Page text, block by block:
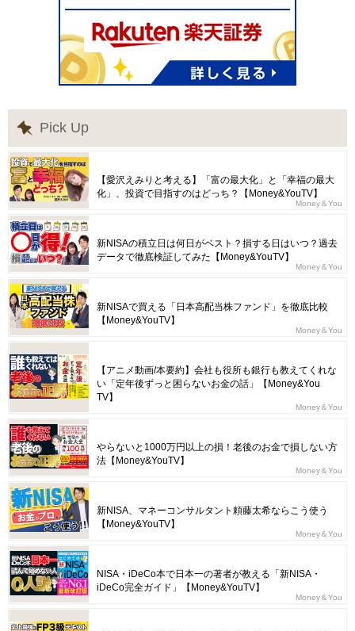
Pick Up
【愛沢えみりと考える】「富の最大化」と「幸福の最大
化」、投資で目指すのはどっち？【Money&YouTV】
Money＆You
新NISAの積立日は何日がベスト？損する日はいつ？過去
データで徹底検証してみた【Money&YouTV】
Money＆You
新NISAで買える「日本高配当株ファンド」を徹底比較
【Money&YouTV】
Money＆You
【アニメ動画/本要約】会社も役所も銀行も教えてくれな
い「定年後ずっと困らないお金の話」【Money&You
TV】
Money＆You
やらないと1000万円以上の損！老後のお金で損しない方
法【Money&YouTV】
Money＆You
新NISA、マネーコンサルタント頼藤太希ならこう使う
【Money&YouTV】
Money＆You
NISA・iDeCo本で日本一の著者が教える「新NISA・
iDeCo完全ガイド」【Money&YouTV】
Money＆You